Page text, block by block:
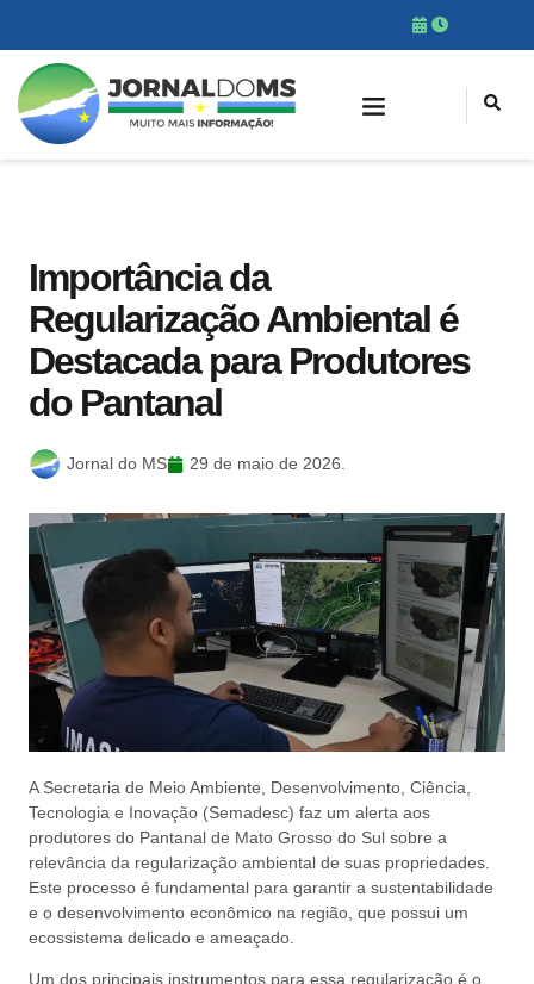
Importância da
Regularização Ambiental é
Destacada para Produtores
do Pantanal
Jornal do MS 29 de maio de 2026.
A Secretaria de Meio Ambiente, Desenvolvimento, Ciência,
Tecnologia e Inovação (Semadesc) faz um alerta aos
produtores do Pantanal de Mato Grosso do Sul sobre a
relevância da regularização ambiental de suas propriedades.
Este processo é fundamental para garantir a sustentabilidade
e o desenvolvimento econômico na região, que possui um
ecossistema delicado e ameaçado.
Um dos principais instrumentos para essa regularização é o